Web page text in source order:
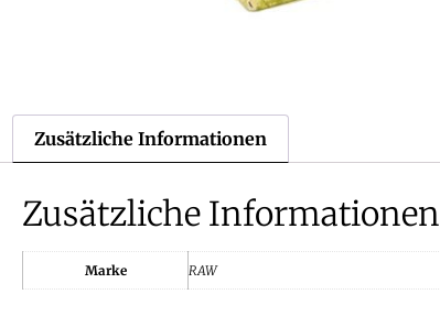
Zusätzliche Informationen
Zusätzliche Informationen
Marke RAW